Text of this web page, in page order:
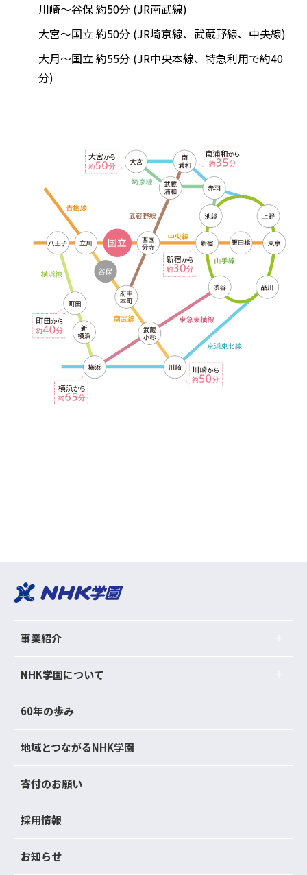
川崎～谷保 約50分 (JR南武線)
大宮～国立 約50分 (JR埼京線、武蔵野線、中央線)
大月～国立 約55分 (JR中央本線、特急利用で約40
分)
事業紹介
NHK学園について
60年の歩み
地域とつながるNHK学園
寄付のお願い
採用情報
お知らせ